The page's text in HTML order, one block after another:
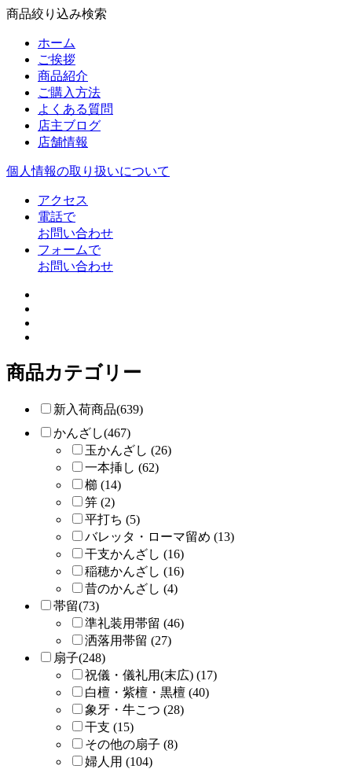
商品絞り込み検索
ホーム
ご挨拶
商品紹介
ご購入方法
よくある質問
店主ブログ
店舗情報
個人情報の取り扱いについて
アクセス
電話で
お問い合わせ
フォームで
お問い合わせ
商品カテゴリー
新入荷商品(639)
かんざし(467)
玉かんざし (26)
一本挿し (62)
櫛 (14)
笄 (2)
平打ち (5)
バレッタ・ローマ留め (13)
干支かんざし (16)
稲穂かんざし (16)
昔のかんざし (4)
帯留(73)
準礼装用帯留 (46)
洒落用帯留 (27)
扇子(248)
祝儀・儀礼用(末広) (17)
白檀・紫檀・黒檀 (40)
象牙・牛こつ (28)
干支 (15)
その他の扇子 (8)
婦人用 (104)